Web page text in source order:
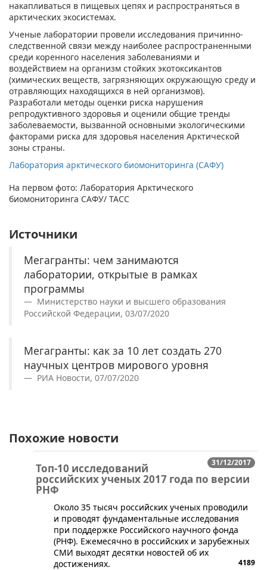
накапливаться в пищевых цепях и распространяться в
арктических экосистемах.
Ученые лаборатории провели исследования причинно-
следственной связи между наиболее распространенными
среди коренного населения заболеваниями и
воздействием на организм стойких экотоксикантов
(химических веществ, загрязняющих окружающую среду и
отравляющих находящихся в ней организмов).
Разработали методы оценки риска нарушения
репродуктивного здоровья и оценили общие тренды
заболеваемости, вызванной основными экологическими
факторами риска для здоровья населения Арктической
зоны страны.
Лаборатория арктического биомониторинга (САФУ)
На первом фото: Лаборатория Арктического
биомониторинга САФУ/ ТАСС
Источники
Мегагранты: чем занимаются
лаборатории, открытые в рамках
программы
Министерство науки и высшего образования
Российской Федерации, 03/07/2020
Мегагранты: как за 10 лет создать 270
научных центров мирового уровня
РИА Новости, 07/07/2020
Похожие новости
31/12/2017
Топ-10 исследований
российских ученых 2017 года по версии
РНФ
Около 35 тысяч российских ученых проводили
и проводят фундаментальные исследования
при поддержке Российского научного фонда
(РНФ). Ежемесячно в российских и зарубежных
СМИ выходят десятки новостей об их
достижениях.
4189